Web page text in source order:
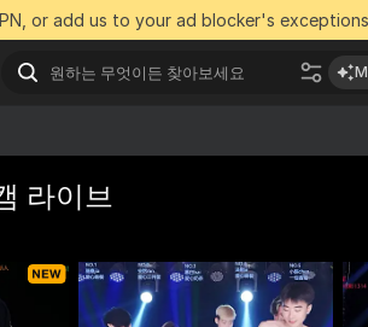
or add us to your ad blocker's
라이브